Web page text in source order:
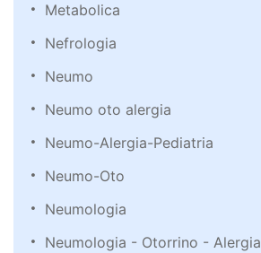
Metabolica
Nefrologia
Neumo
Neumo oto alergia
Neumo-Alergia-Pediatria
Neumo-Oto
Neumologia
Neumologia - Otorrino - Alergia